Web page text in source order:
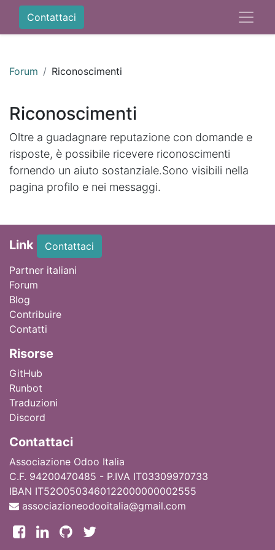
Contattaci
Forum Riconoscimenti
Riconoscimenti
Oltre a guadagnare reputazione con domande e
risposte, è possibile ricevere riconoscimenti
fornendo un aiuto sostanziale.Sono visibili nella
pagina profilo e nei messaggi.
Link
Contattaci
Partner italiani
Forum
Blog
Contribuire
Contatti
Risorse
GitHub
Runbot
Traduzioni
Discord
Contattaci
Associazione Odoo Italia
C.F. 94200470485 - P.IVA IT03309970733
IBAN IT52O0503460122000000002555
associazioneodooitalia@gmail.com